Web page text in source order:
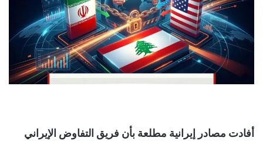
أفادت مصادر إيرانية مطلعة بأن فريق التفاوض الإيراني